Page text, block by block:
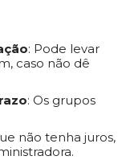
: Pode levar
caso não dê
: Os grupos
não tenha juros,